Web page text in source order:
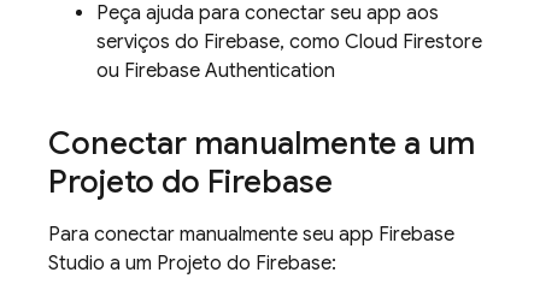
Peça ajuda para conectar seu app aos
serviços do Firebase, como Cloud Firestore
ou Firebase Authentication
Conectar manualmente a um
Projeto do Firebase
Para conectar manualmente seu app Firebase
Studio a um Projeto do Firebase: